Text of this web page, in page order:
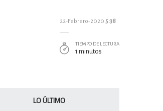
22-Febrero-2020 5:38
TIEMPO DE LECTURA
1 minutos
LO ÚLTIMO